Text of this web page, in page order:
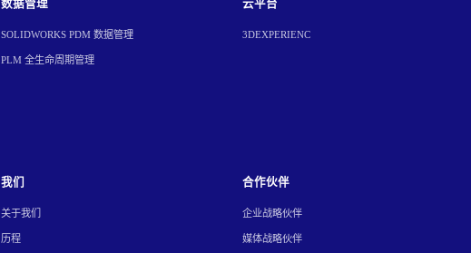
数据管理
SOLIDWORKS PDM 数据管理
PLM 全生命周期管理
云平台
3DEXPERIENC
我们
关于我们
历程
合作伙伴
企业战略伙伴
媒体战略伙伴